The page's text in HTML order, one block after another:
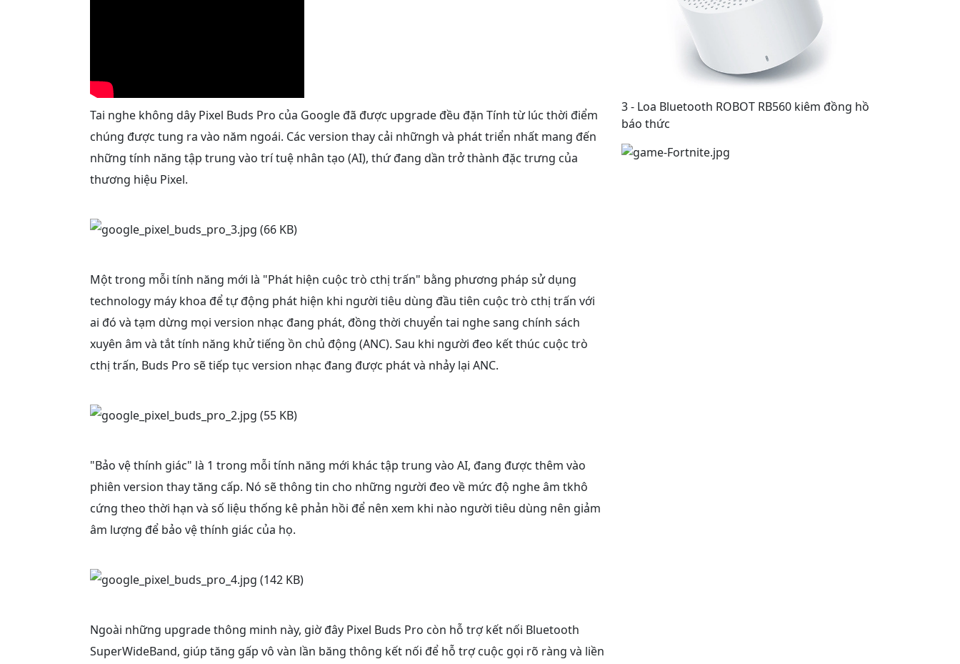
Tai nghe không dây Pixel Buds Pro của Google đã được upgrade đều đặn Tính từ lúc thời điểm
chúng được tung ra vào năm ngoái. Các version thay cải nhữngh và phát triển nhất mang đến
những tính năng tập trung vào trí tuệ nhân tạo (AI), thứ đang dần trở thành đặc trưng của
thương hiệu Pixel.
Một trong mỗi tính năng mới là "Phát hiện cuộc trò cthị trấn" bằng phương pháp sử dụng
technology máy khoa để tự động phát hiện khi người tiêu dùng đầu tiên cuộc trò cthị trấn với
ai đó và tạm dừng mọi version nhạc đang phát, đồng thời chuyển tai nghe sang chính sách
xuyên âm và tắt tính năng khử tiếng ồn chủ động (ANC). Sau khi người đeo kết thúc cuộc trò
cthị trấn, Buds Pro sẽ tiếp tục version nhạc đang được phát và nhảy lại ANC.
"Bảo vệ thính giác" là 1 trong mỗi tính năng mới khác tập trung vào AI, đang được thêm vào
phiên version thay tăng cấp. Nó sẽ thông tin cho những người đeo về mức độ nghe âm tkhô
cứng theo thời hạn và số liệu thống kê phản hồi để nên xem khi nào người tiêu dùng nên giảm
âm lượng để bảo vệ thính giác của họ.
Ngoài những upgrade thông minh này, giờ đây Pixel Buds Pro còn hỗ trợ kết nối Bluetooth
SuperWideBand, giúp tăng gấp vô vàn lần băng thông kết nối để hỗ trợ cuộc gọi rõ ràng và liền
3 - Loa Bluetooth ROBOT RB560 kiêm đồng hồ
báo thức